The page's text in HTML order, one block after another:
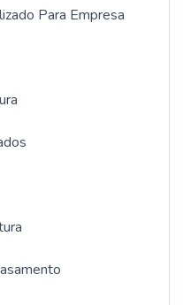
Para Empresa